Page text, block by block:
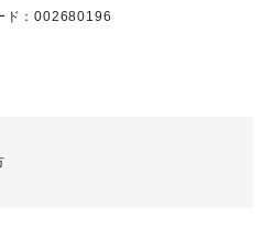
ド：002680196